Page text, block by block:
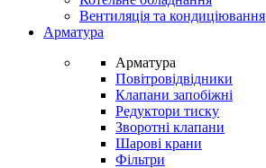
Вентиляція та кондиціювання
Арматура
Арматура
Повітровідвідники
Клапани запобіжні
Редуктори тиску
Зворотні клапани
Шарові крани
Фільтри